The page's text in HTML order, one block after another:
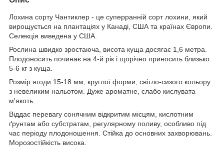
Лохина сорту Чантиклер - це суперранній сорт лохини, який
вирощується на плантаціях у Канаді, США та країнах Європи.
Селекція виведена у США.
Рослина швидко зростаюча, висота куща досягає 1,6 метра.
Плодоносить починає на 4-й рік і щорічно приносить близько
5-6 кг з куща.
Розмір ягоди 15-18 мм, круглої форми, світло-сизого кольору
з невеликим нальотом. Дуже ароматне, слабо кислувата
м'якоть.
Віддає перевагу сонячним відкритим місцям, кислотним
ґрунтам або субстратам, регулярному поливу, особливо під
час періоду плодоношення. Стійка до основних захворювань.
Морозостійкість висока.